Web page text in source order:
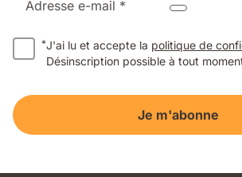
Adresse e-mail *
*J'ai lu et accepte la politique de
Désinscription possible à tout
Je m'abonne